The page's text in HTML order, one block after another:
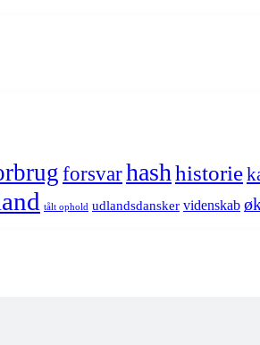
forsvarhash historie
tålt ophold udlandsdansker videnskab